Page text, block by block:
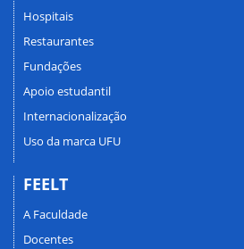
Hospitais
Restaurantes
Fundações
Apoio estudantil
Internacionalização
Uso da marca UFU
FEELT
A Faculdade
Docentes